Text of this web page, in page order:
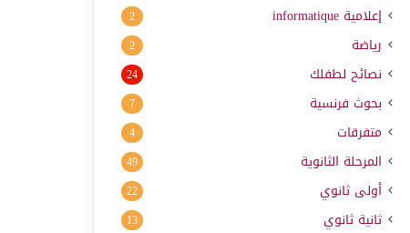
إعلامية informatique
2
رياضة 2
نصائح لطفلك 24
بحوث فرنسية 7
متفرقات 4
المرحلة الثانوية 49
أولى ثانوي 22
ثانية ثانوي 13